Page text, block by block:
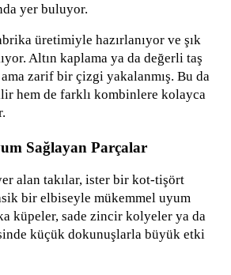
yer buluyor.
üretimiyle hazırlanıyor ve şık
Altın kaplama ya da değerli taş
zarif bir çizgi yakalanmış. Bu da
hem de farklı kombinlere kolayca
Sağlayan Parçalar
alan takılar, ister bir kot-tişört
bir elbiseyle mükemmel uyum
küpeler, sade zincir kolyeler ya da
küçük dokunuşlarla büyük etki